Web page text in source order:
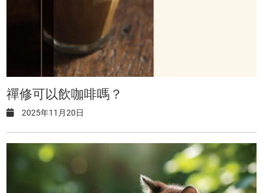
禪修可以飲咖啡嗎？
2025年11月20日